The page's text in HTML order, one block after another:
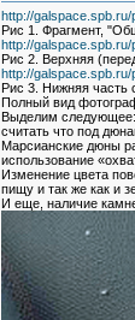
http://galspace.spb.ru/
Рис 1. Фрагмент,
http://galspace.spb.ru/
Рис 2. Верхняя
http://galspace.spb.ru/
Рис 3. Нижняя часть
Полный вид
Выделим
считать что под
Марсианские дюны
использование
Изменение цвета
пищу и так же как и
И еще, наличие